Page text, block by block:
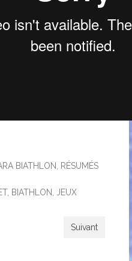
BIATHLON, RÉSUMÉS
, BIATHLON, JEUX
Suivant